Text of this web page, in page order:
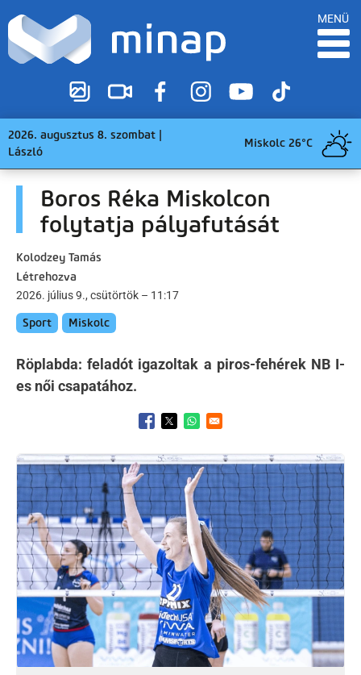
MENÜ
2026. augusztus 8. szombat |
László
Miskolc 26°C
Boros Réka Miskolcon
folytatja pályafutását
Kolodzey Tamás
Létrehozva
2026. július 9., csütörtök – 11:17
Sport Miskolc
Röplabda: feladót igazoltak a piros-fehérek NB I-
es női csapatához.
Opens in a new window
Opens in a new window
Opens in a new window
Kép